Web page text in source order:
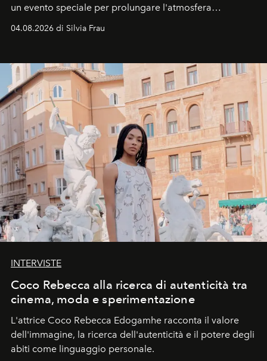
un evento speciale per prolungare l'atmosfera
04.08.2026 di Silvia Frau
INTERVISTE
Coco Rebecca alla ricerca di autenticità tra
cinema, moda e sperimentazione
L'attrice Coco Rebecca Edogamhe racconta il valore
dell'immagine, la ricerca dell'autenticità e il potere degli
abiti come linguaggio personale.